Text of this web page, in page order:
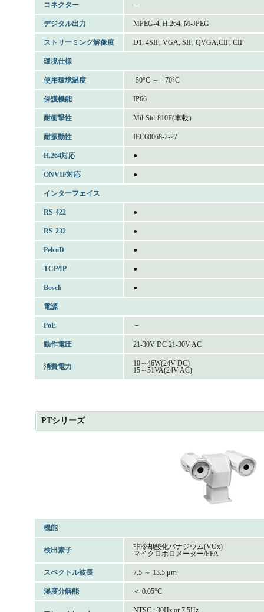
コネクター －
デジタル出力 MPEG-4, H.264, M-JPEG
ストリーミング解像度 D1, 4SIF, VGA, SIF, QVGA,CIF, CIF
環境仕様
使用環境温度 -50°C ～ +70°C
保護機能 IP66
耐衝撃性 Mil-Std-810F(車載）
耐振動性 IEC60068-2-27
H.264対応 ●
ONVIF対応 ●
インターフェイス
RS-422 ●
RS-232 ●
PelcoD ●
TCP/IP ●
Bosch ●
電源
PoE －
動作電圧 21-30V DC 21-30V AC
消費電力
10～46W(24V DC)
15～51VA(24V AC)
PTシリーズ
機能
検出素子
非冷却酸化バナジウム(VOx)
マイクロボロメーター/FPA
スペクトル波長 7.5 ～ 13.5 μｍ
湿度分解能 ＜ 0.05°C
NTSC : 30Hz or 7.5Hz